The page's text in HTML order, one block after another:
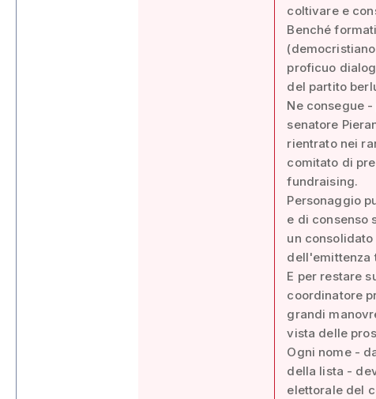
coltivare e
Benché
proficuo
del partito
Ne consegue
senatore
rientrato nei
comitato di
fundraising.
Personaggio
e di consenso
un
dell'emittenza
E per restare
coordinatore
grandi
vista delle
Ogni nome -
della lista -
elettorale del